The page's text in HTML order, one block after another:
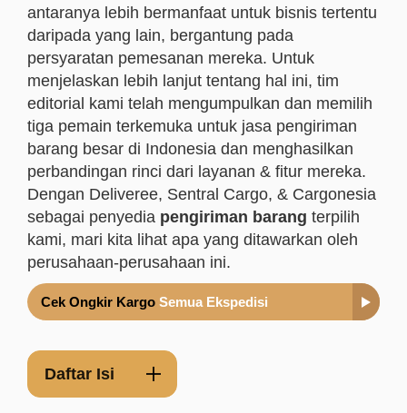
antaranya lebih bermanfaat untuk bisnis tertentu
daripada yang lain, bergantung pada
persyaratan pemesanan mereka. Untuk
menjelaskan lebih lanjut tentang hal ini, tim
editorial kami telah mengumpulkan dan memilih
tiga pemain terkemuka untuk jasa pengiriman
barang besar di Indonesia dan menghasilkan
perbandingan rinci dari layanan & fitur mereka.
Dengan Deliveree, Sentral Cargo, & Cargonesia
sebagai penyedia pengiriman barang terpilih
kami, mari kita lihat apa yang ditawarkan oleh
perusahaan-perusahaan ini.
Cek Ongkir Kargo Semua Ekspedisi
Daftar Isi